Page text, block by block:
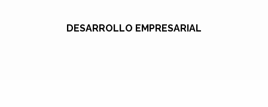
DESARROLLO EMPRESARIAL